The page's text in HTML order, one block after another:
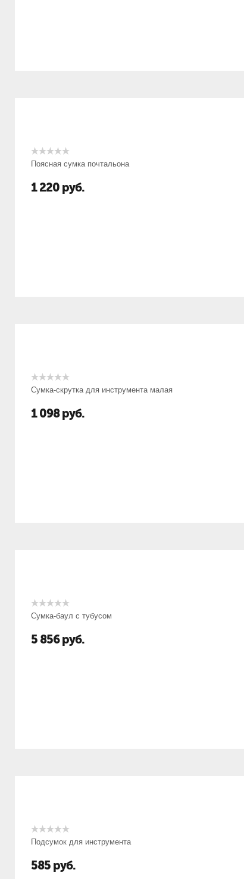
Поясная сумка почтальона
1 220 руб.
Сумка-скрутка для инструмента малая
1 098 руб.
Сумка-баул с тубусом
5 856 руб.
Подсумок для инструмента
585 руб.